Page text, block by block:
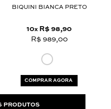
BIQUINI BIANCA PRETO
10x R$ 98,90
R$ 989,00
COMPRAR AGORA
PRODUTOS